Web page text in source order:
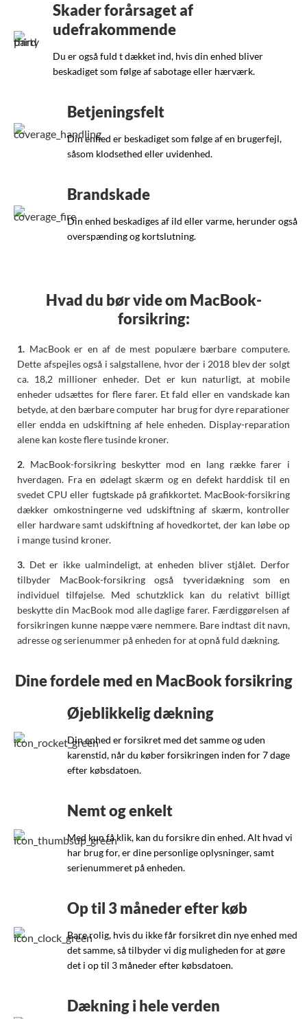
Skader forårsaget af
udefrakommende
Du er også fuld t dækket ind, hvis din enhed bliver
beskadiget som følge af sabotage eller hærværk.
Betjeningsfelt
Din enhed er beskadiget som følge af en brugerfejl,
såsom klodsethed eller uvidenhed.
Brandskade
Din enhed beskadiges af ild eller varme, herunder også
overspænding og kortslutning.
Hvad du bør vide om MacBook-
forsikring:
1. MacBook er en af de mest populære bærbare computere.
Dette afspejles også i salgstallene, hvor der i 2018 blev der solgt
ca. 18,2 millioner enheder. Det er kun naturligt, at mobile
enheder udsættes for flere farer. Et fald eller en vandskade kan
betyde, at den bærbare computer har brug for dyre reparationer
eller endda en udskiftning af hele enheden. Display-reparation
alene kan koste flere tusinde kroner.
2. MacBook-forsikring beskytter mod en lang række farer i
hverdagen. Fra en ødelagt skærm og en defekt harddisk til en
svedet CPU eller fugtskade på grafikkortet. MacBook-forsikring
dækker omkostningerne ved udskiftning af skærm, kontroller
eller hardware samt udskiftning af hovedkortet, der kan løbe op
i mange tusind kroner.
3. Det er ikke ualmindeligt, at enheden bliver stjålet. Derfor
tilbyder MacBook-forsikring også tyveridækning som en
individuel tilføjelse. Med schutzklick kan du relativt billigt
beskytte din MacBook mod alle daglige farer. Færdiggørelsen af
forsikringen kunne næppe være nemmere. Bare indtast dit navn,
adresse og serienummer på enheden for at opnå fuld dækning.
Dine fordele med en MacBook forsikring
Øjeblikkelig dækning
Din enhed er forsikret med det samme og uden
karenstid, når du køber forsikringen inden for 7 dage
efter købsdatoen.
Nemt og enkelt
Med kun få klik, kan du forsikre din enhed. Alt hvad vi
har brug for, er dine personlige oplysninger, samt
serienummeret på enheden.
Op til 3 måneder efter køb
Bare rolig, hvis du ikke får forsikret din nye enhed med
det samme, så tilbyder vi dig muligheden for at gøre
det i op til 3 måneder efter købsdatoen.
Dækning i hele verden